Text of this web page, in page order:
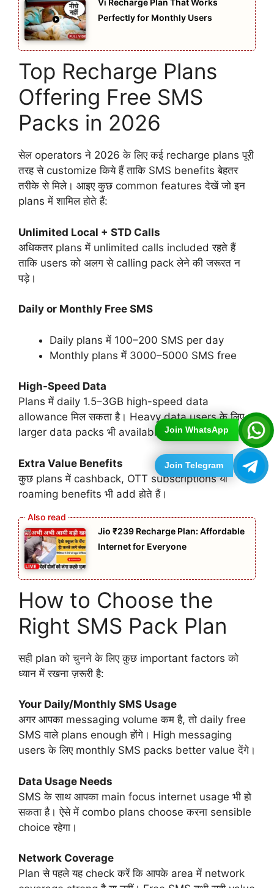
Join WhatsApp
Join Telegram
Vi Recharge Plan That Works
Perfectly for Monthly Users
Top Recharge Plans
Offering Free SMS
Packs in 2026
सेल operators ने 2026 के लिए कई recharge plans पूरी
तरह से customize किये हैं ताकि SMS benefits बेहतर
तरीके से मिले। आइए कुछ common features देखें जो इन
plans में शामिल होते हैं:
Unlimited Local + STD Calls
अधिकतर plans में unlimited calls included रहते हैं
ताकि users को अलग से calling pack लेने की जरूरत न
पड़े।
Daily or Monthly Free SMS
Daily plans में 100–200 SMS per day
Monthly plans में 3000–5000 SMS free
High-Speed Data
Plans में daily 1.5–3GB high-speed data
allowance मिल सकता है। Heavy data users के लिए
larger data packs भी available हैं।
Extra Value Benefits
कुछ plans में cashback, OTT subscriptions या
roaming benefits भी add होते हैं।
Jio ₹239 Recharge Plan: Affordable
Internet for Everyone
How to Choose the
Right SMS Pack Plan
सही plan को चुनने के लिए कुछ important factors को
ध्यान में रखना ज़रूरी है:
Your Daily/Monthly SMS Usage
अगर आपका messaging volume कम है, तो daily free
SMS वाले plans enough होंगे। High messaging
users के लिए monthly SMS packs better value देंगे।
Data Usage Needs
SMS के साथ आपका main focus internet usage भी हो
सकता है। ऐसे में combo plans choose करना sensible
choice रहेगा।
Network Coverage
Plan से पहले यह check करें कि आपके area में network